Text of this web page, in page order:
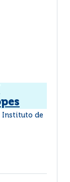
Instituto de